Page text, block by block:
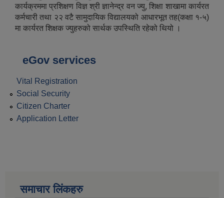
कार्यक्रममा प्रशिक्षण विज्ञ श्री ज्ञानेन्द्र वन ज्यु, शिक्षा शाखामा कार्यरत
कर्मचारी तथा २२ वटै सामुदायिक विद्यालयको आधारभूत तह(कक्षा १-५)
मा कार्यरत शिक्षक ज्युहरुको सार्थक उपस्थिति रहेको थियो ।
eGov services
Vital Registration
Social Security
Citizen Charter
Application Letter
समाचार लिंकहरु